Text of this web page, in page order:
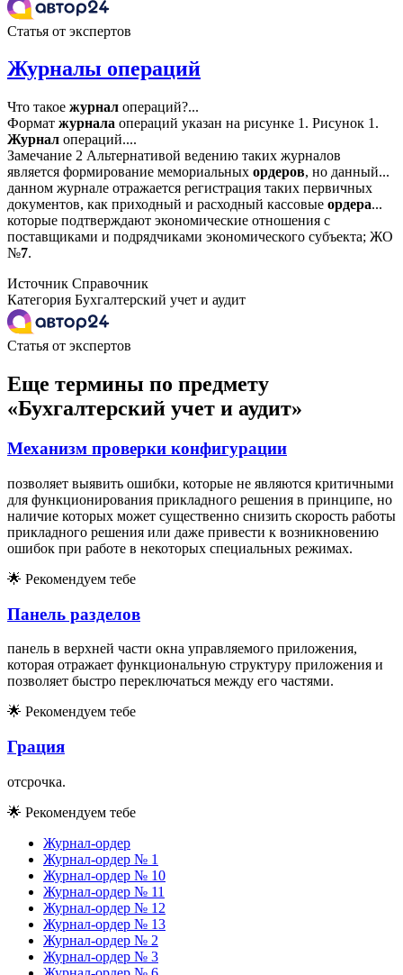
Статья от экспертов
Журналы операций
Что такое журнал операций?...
Формат журнала операций указан на рисунке 1. Рисунок 1.
Журнал операций....
Замечание 2 Альтернативой ведению таких журналов
является формирование мемориальных ордеров, но данный...
данном журнале отражается регистрация таких первичных
документов, как приходный и расходный кассовые ордера...
которые подтверждают экономические отношения с
поставщиками и подрядчиками экономического субъекта; ЖО
№7.
Источник Справочник
Категория Бухгалтерский учет и аудит
Статья от экспертов
Еще термины по предмету
«Бухгалтерский учет и аудит»
Механизм проверки конфигурации
позволяет выявить ошибки, которые не являются критичными
для функционирования прикладного решения в принципе, но
наличие которых может существенно снизить скорость работы
прикладного решения или даже привести к возникновению
ошибок при работе в некоторых специальных режимах.
🌟 Рекомендуем тебе
Панель разделов
панель в верхней части окна управляемого приложения,
которая отражает функциональную структуру приложения и
позволяет быстро переключаться между его частями.
🌟 Рекомендуем тебе
Грация
отсрочка.
🌟 Рекомендуем тебе
Журнал-ордер
Журнал-ордер № 1
Журнал-ордер № 10
Журнал-ордер № 11
Журнал-ордер № 12
Журнал-ордер № 13
Журнал-ордер № 2
Журнал-ордер № 3